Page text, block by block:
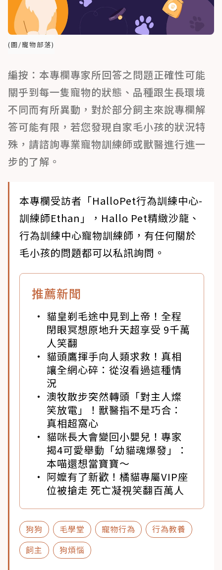
(圖/寵物部落)
編按：本專欄專家所回答之問題正確性可能
關乎到每一隻寵物的狀態、品種跟生長環境
不同而有所異動，對於部分飼主來說專欄解
答可能有限，若您發現自家毛小孩的狀況特
殊，請諮詢專業寵物訓練師或獸醫進行進一
步的了解。
本專欄受訪者「HalloPet行為訓練中心-
訓練師Ethan」，Hallo Pet精緻沙龍、
行為訓練中心寵物訓練師，有任何關於
毛小孩的問題都可以私訊詢問。
推薦新聞
貓皇剃毛途中見到上帝！全程
閉眼冥想原地升天超享受 9千萬
人笑翻
貓頭鷹揮手向人類求救！真相
讓全網心碎：從沒看過這種情
況
澳牧散步突然轉頭「對主人燦
笑放電」！獸醫指不是巧合：
真相超窩心
貓咪長大會變回小嬰兒！專家
揭4可愛舉動「幼貓魂爆發」：
本喵還想當寶寶～
阿嬤有了新歡！橘貓專屬VIP座
位被搶走 死亡凝視笑翻百萬人
狗狗 毛學堂 寵物行為
行為教養
飼主
狗煩惱